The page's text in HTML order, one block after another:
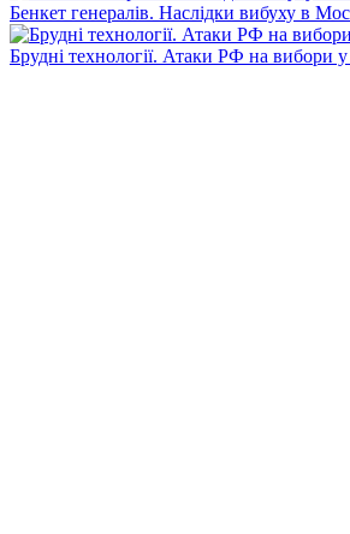
Бенкет генералів. Наслідки вибуху в
Брудні технології. Атаки РФ на вибори